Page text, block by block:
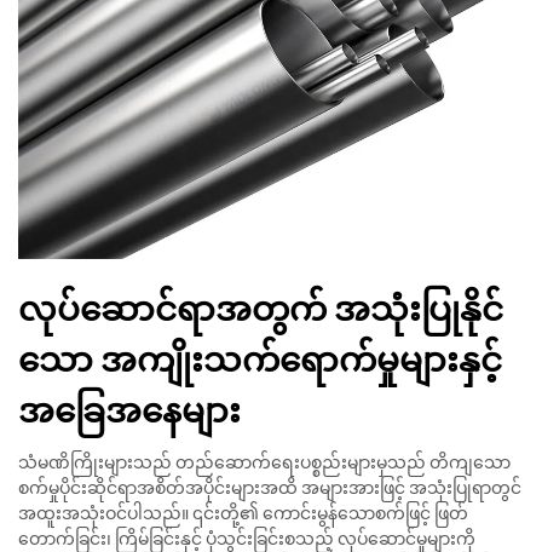
လုပ်ဆောင်ရာအတွက် အသုံးပြုနိုင်
သော အကျိုးသက်ရောက်မှုများနှင့်
အခြေအနေများ
သံမဏိကြိုးများသည် တည်ဆောက်ရေးပစ္စည်းများမှသည် တိကျသော
စက်မှုပိုင်းဆိုင်ရာအစိတ်အပိုင်းများအထိ အများအားဖြင့် အသုံးပြုရာတွင်
အထူးအသုံးဝင်ပါသည်။ ၎င်းတို့၏ ကောင်းမွန်သောစက်ဖြင့် ဖြတ်
တောက်ခြင်း၊ ကြိမ်ခြင်းနှင့် ပုံသွင်းခြင်းစသည့် လုပ်ဆောင်မှုများကို